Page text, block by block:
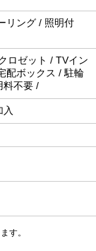
リング / 照明付
ロゼット / TVイン
配ボックス / 駐輪
料不要 /
す。